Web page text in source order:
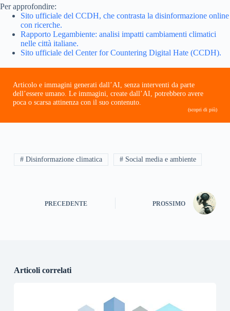
Per approfondire:
Sito ufficiale del CCDH, che contrasta la disinformazione online
con ricerche.
Rapporto Legambiente: analisi impatti cambiamenti climatici
nelle città italiane.
Sito ufficiale del Center for Countering Digital Hate (CCDH).
Articolo e immagini generati dall’AI, senza interventi da parte
dell’essere umano. Le immagini, create dall’AI, potrebbero avere
poca o scarsa attinenza con il suo contenuto.
(scopri di più)
# Disinformazione climatica # Social media e ambiente
PRECEDENTE PROSSIMO
Articoli correlati